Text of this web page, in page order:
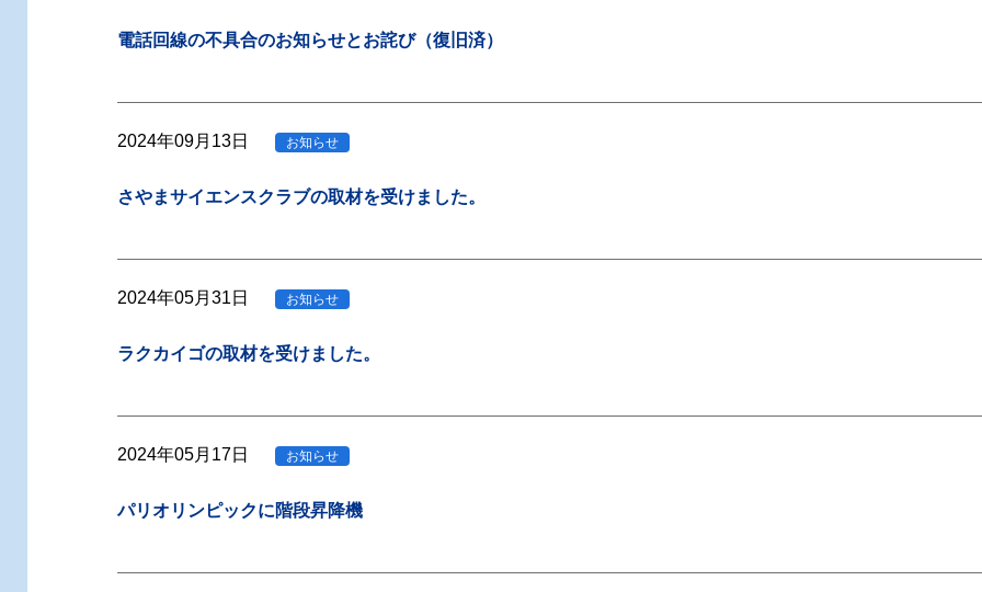
電話回線の不具合のお知らせとお詫び（復旧済）
2024年09月13日 お知らせ
さやまサイエンスクラブの取材を受けました。
2024年05月31日 お知らせ
ラクカイゴの取材を受けました。
2024年05月17日 お知らせ
パリオリンピックに階段昇降機